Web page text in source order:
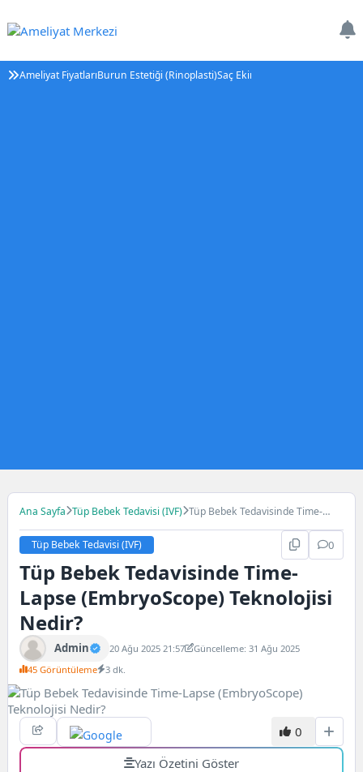
Ameliyat FiyatlarıBurun Estetiği (Rinoplasti)Saç Ekimi
Ana Sayfa Tüp Bebek Tedavisi (IVF) Tüp Bebek Tedavisinde Time-
Tüp Bebek Tedavisi (IVF) 0
Tüp Bebek Tedavisinde Time-
Lapse (EmbryoScope) Teknolojisi
Nedir?
Admin 20 Ağu 2025 21:57
Güncelleme: 31 Ağu 2025
45 Görüntüleme
3 dk.
0
Yazı Özetini Göster